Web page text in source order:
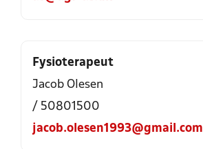
Fysioterapeut
Jacob Olesen
/ 50801500
jacob.olesen1993@gmail.com